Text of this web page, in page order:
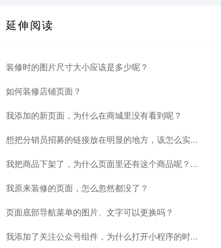
延伸阅读
装修时的图片尺寸大小应该是多少呢？
如何装修店铺页面？
我添加的新页面，为什么在商城里没有看到呢？
想把分销员招募的链接放在明显的地方，该怎么实...
我把商品下架了，为什么页面里还有这个商品呢？...
我原来装修的页面，怎么忽然都没了？
页面底部导航菜单的图片、文字可以更换吗？
我添加了关注公众号组件，为什么打开小程序的时...